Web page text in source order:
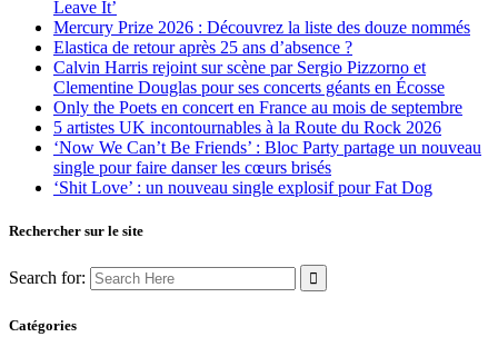
Leave It’
Mercury Prize 2026 : Découvrez la liste des douze nommés
Elastica de retour après 25 ans d’absence ?
Calvin Harris rejoint sur scène par Sergio Pizzorno et
Clementine Douglas pour ses concerts géants en Écosse
Only the Poets en concert en France au mois de septembre
5 artistes UK incontournables à la Route du Rock 2026
‘Now We Can’t Be Friends’ : Bloc Party partage un nouveau
single pour faire danser les cœurs brisés
‘Shit Love’ : un nouveau single explosif pour Fat Dog
Rechercher sur le site
Search for:
Catégories